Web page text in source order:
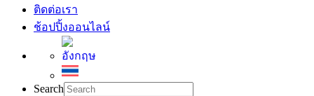
ติดต่อเรา
ช้อปปิ้งออนไลน์
Search